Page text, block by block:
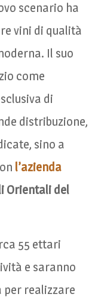
scenario ha
vini di qualità
Il suo
come
di
distribuzione,
sino a
l’azienda
Orientali del
55 ettari
e saranno
per realizzare